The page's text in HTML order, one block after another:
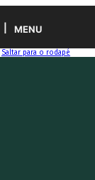
MENU
Saltar para o rodapé